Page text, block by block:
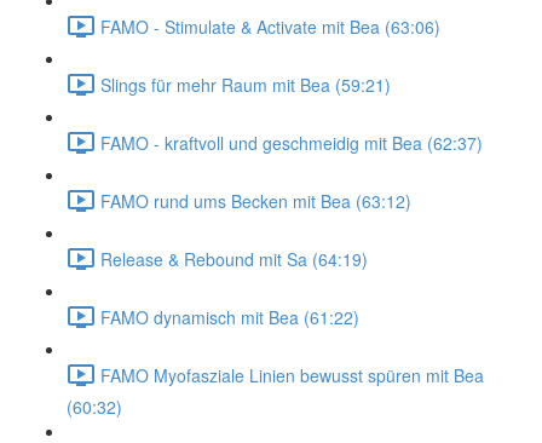
FAMO - Stimulate & Activate mit Bea (63:06)
Slings für mehr Raum mit Bea (59:21)
FAMO - kraftvoll und geschmeidig mit Bea (62:37)
FAMO rund ums Becken mit Bea (63:12)
Release & Rebound mit Sa (64:19)
FAMO dynamisch mit Bea (61:22)
FAMO Myofasziale Linien bewusst spüren mit Bea
(60:32)